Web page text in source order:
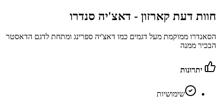
חוות דעת קארזון - דאצ'יה סנדרו
הסאנדרו ממוקמת מעל דגמים כמו דאצ'יה ספרינג ומתחת לדגם הדאסטר
הבכיר ממנה
יתרונות
שימושיות